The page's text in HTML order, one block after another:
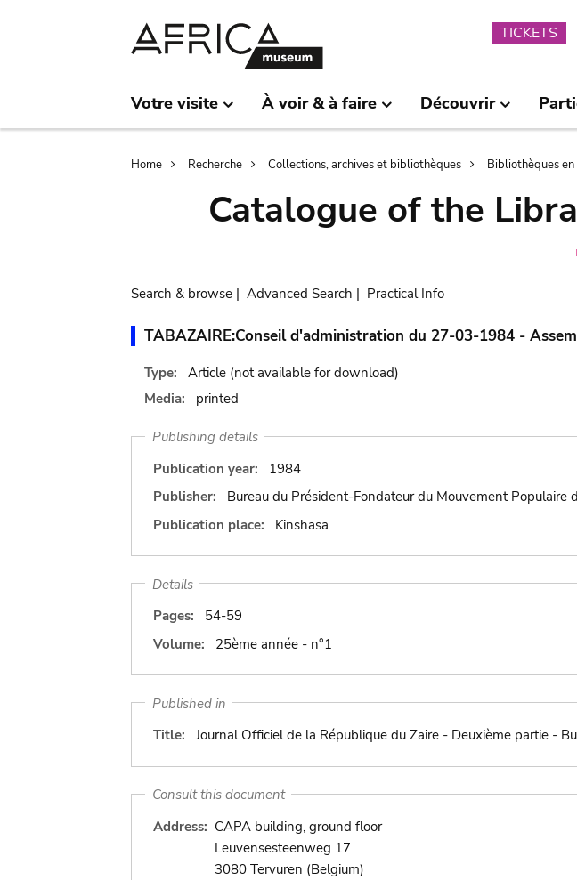
TICKETS
Votre visite À voir & à faire Découvrir
Breadcrumb
Home Recherche Collections, archives et bibliothèques Bibliothèques
Catalogue of the
Search & browse | Advanced Search | Practical Info
TABAZAIRE:Conseil d'administration du 27-03-1984 -
Type: Article (not available for download)
Media:
printed
Publishing details
Publication year:
1984
Publisher:
Bureau du Président-Fondateur du Mouvement Populaire
Publication place:
Kinshasa
Details
Pages:
54-59
Volume:
25ème année - n°1
Published in
Title:
Journal Officiel de la République du Zaire - Deuxième partie -
Consult this document
Address: CAPA building, ground floor
Leuvensesteenweg 17
3080 Tervuren (Belgium)